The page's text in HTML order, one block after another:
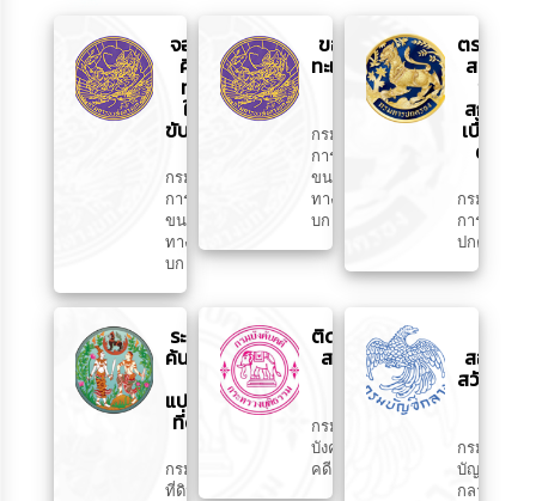
จอง
คิว
ทำ
ใบ
ขับขี่
กรม
การ
ขนส่ง
ทาง
บก
ขอเลข
ทะเบียน
รถ
กรม
การ
ขนส่ง
ทาง
บก
ตรวจ
สอบ
ชื่อ
สกุล
เบื้อง
ต้น
กรม
การ
ปกครอง
ระบบ
ค้นหา
แปลง
ที่ดิน
กรม
ที่ดิน
ติดตาม
สถานะ
คดี
กรม
บังคับ
คดี
สอบสิทธิ์
สวัสดิการ
กรม
บัญชี
กลาง